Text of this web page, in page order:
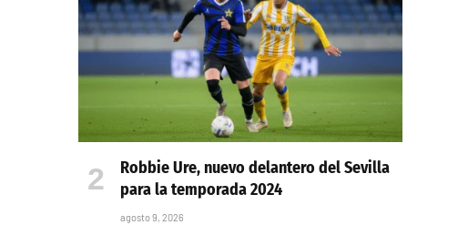
Robbie Ure, nuevo delantero del Sevilla
para la temporada 2024
agosto 9, 2026